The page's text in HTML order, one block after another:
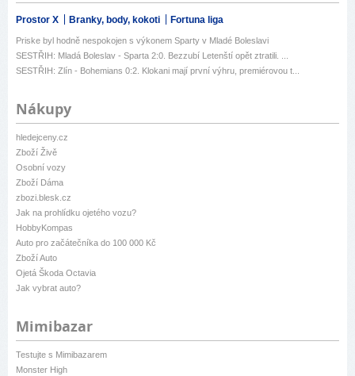
Prostor X Branky, body, kokoti Fortuna liga
Priske byl hodně nespokojen s výkonem Sparty v Mladé Boleslavi
SESTŘIH: Mladá Boleslav - Sparta 2:0. Bezzubí Letenští opět ztratili. ...
SESTŘIH: Zlín - Bohemians 0:2. Klokani mají první výhru, premiérovou t...
Nákupy
hledejceny.cz
Zboží Živě
Osobní vozy
Zboží Dáma
zbozi.blesk.cz
Jak na prohlídku ojetého vozu?
HobbyKompas
Auto pro začátečníka do 100 000 Kč
Zboží Auto
Ojetá Škoda Octavia
Jak vybrat auto?
Mimibazar
Testujte s Mimibazarem
Monster High